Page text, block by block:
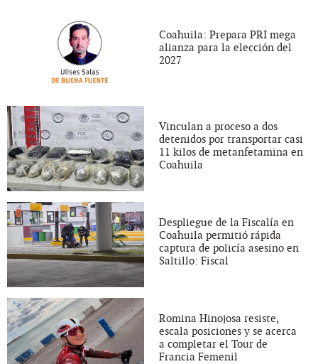
Coahuila: Prepara PRI mega
alianza para la elección del
2027
Vinculan a proceso a dos
detenidos por transportar casi
11 kilos de metanfetamina en
Coahuila
Despliegue de la Fiscalía en
Coahuila permitió rápida
captura de policía asesino en
Saltillo: Fiscal
Romina Hinojosa resiste,
escala posiciones y se acerca
a completar el Tour de
Francia Femenil